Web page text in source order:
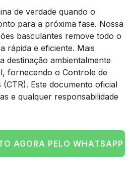
de verdade quando o
para a próxima fase. Nossa
basculantes remove todo o
rápida e eficiente. Mais
destinação ambientalmente
fornecendo o Controle de
Este documento oficial
e qualquer responsabilidade
AGORA PELO WHATSAPP